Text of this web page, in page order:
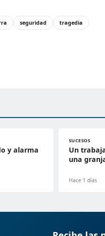
seguridad tragedia
y alarma
SUCESOS
Un
una
Hace 1 días